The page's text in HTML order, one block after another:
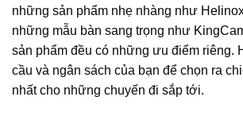
những sản phẩm nhẹ nhàng như
những mẫu bàn sang trọng như
sản phẩm đều có những ưu điểm riêng.
cầu và ngân sách của bạn để chọn ra
nhất cho những chuyến đi sắp tới.